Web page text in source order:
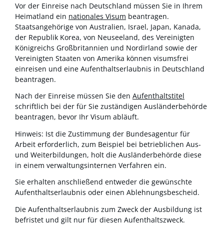
Vor der Einreise nach Deutschland müssen Sie in Ihrem
Heimatland ein nationales Visum beantragen.
Staatsangehörige von Australien, Israel, Japan, Kanada,
der Republik Korea, von Neuseeland, des Vereinigten
Königreichs Großbritannien und Nordirland sowie der
Vereinigten Staaten von Amerika können visumsfrei
einreisen und eine Aufenthaltserlaubnis in Deutschland
beantragen.
Nach der Einreise müssen Sie den Aufenthaltstitel
schriftlich bei der für Sie zuständigen Ausländerbehörde
beantragen, bevor Ihr Visum abläuft.
Hinweis: Ist die Zustimmung der Bundesagentur für
Arbeit erforderlich, zum Beispiel bei betrieblichen Aus-
und Weiterbildungen, holt die Ausländerbehörde diese
in einem verwaltungsinternen Verfahren ein.
Sie erhalten anschließend entweder die gewünschte
Aufenthaltserlaubnis oder einen Ablehnungsbescheid.
Die Aufenthaltserlaubnis zum Zweck der Ausbildung ist
befristet und gilt nur für diesen Aufenthaltszweck.